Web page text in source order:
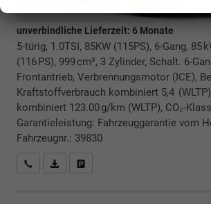
unverbindliche Lieferzeit: 6 Monate
5-türig, 1.0TSI, 85KW (115PS), 6-Gang, 85
(116 PS), 999 cm³, 3 Zylinder, Schalt. 6-
Frontantrieb, Verbrennungsmotor (ICE),
Kraftstoffverbrauch kombiniert 5,4
kombiniert 123.00 g/km (WLTP), CO₂-
Garantieleistung: Fahrzeuggarantie vom
Fahrzeugnr.: 39830
Rückrufbitte absenden
PDF-Datei, Fahrzeugexposé drucken